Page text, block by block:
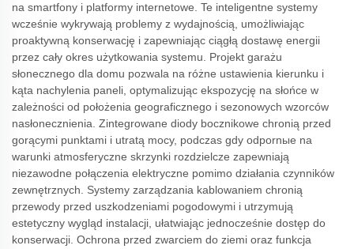
na smartfony i platformy internetowe. Te inteligentne systemy
wcześnie wykrywają problemy z wydajnością, umożliwiając
proaktywną konserwację i zapewniając ciągłą dostawę energii
przez cały okres użytkowania systemu. Projekt garażu
słonecznego dla domu pozwala na różne ustawienia kierunku i
kąta nachylenia paneli, optymalizując ekspozycję na słońce w
zależności od położenia geograficznego i sezonowych wzorców
nasłonecznienia. Zintegrowane diody bocznikowe chronią przed
gorącymi punktami i utratą mocy, podczas gdy odpornые na
warunki atmosferyczne skrzynki rozdzielcze zapewniają
niezawodne połączenia elektryczne pomimo działania czynników
zewnętrznych. Systemy zarządzania kablowaniem chronią
przewody przed uszkodzeniami pogodowymi i utrzymują
estetyczny wygląd instalacji, ułatwiając jednocześnie dostęp do
konserwacji. Ochrona przed zwarciem do ziemi oraz funkcja